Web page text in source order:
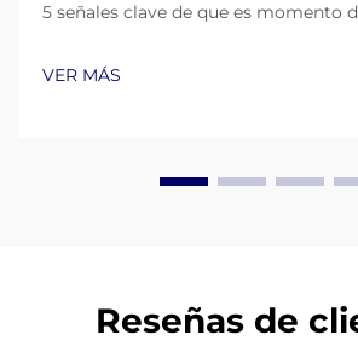
5 señales clave de que es momento
VER MÁS
Reseñas de